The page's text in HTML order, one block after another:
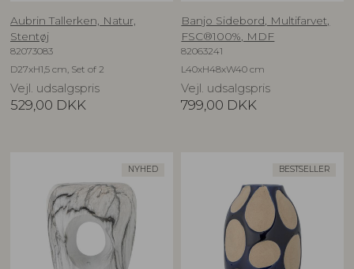
Aubrin Tallerken, Natur,
Stentøj
82073083
D27xH1,5 cm, Set of 2
Vejl. udsalgspris
529,00 DKK
Banjo Sidebord, Multifarvet,
FSC®100%, MDF
82063241
L40xH48xW40 cm
Vejl. udsalgspris
799,00 DKK
NYHED BESTSELLER